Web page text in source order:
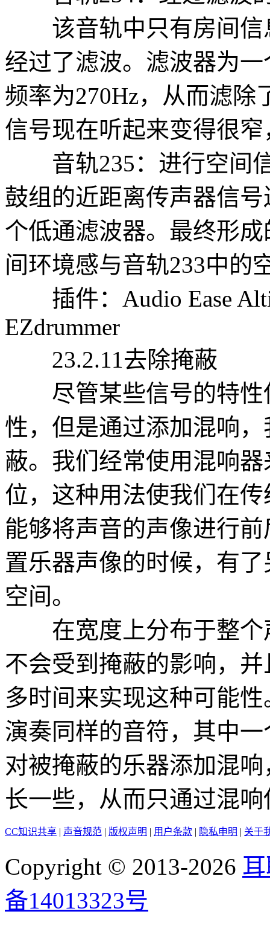
该音轨中只有房间信
经过了滤波。滤波器为
频率为270Hz，从而滤
信号现在听起来变得很
音轨235：进行空间信
鼓组的近距离传声器信
个低通滤波器。最终形
间环境感与音轨233中的
插件：Audio Ease
EZdrummer
23.2.11去除掩蔽
尽管某些信号的特性
性，但是通过添加混响
蔽。我们经常使用混响
位，这种用法使我们在
能够将声音的声像进行
置乐器声像的时候，有
空间。
在宽度上分布于整个
不会受到掩蔽的影响，
多时间来实现这种可能
演奏同样的音符，其中
对被掩蔽的乐器添加混
长一些，从而只通过混
CC知识共享 | 声音规范 | 版权声明 | 用户条款 | 隐私申明 | 关于
Copyright © 2013-2026
备14013323号